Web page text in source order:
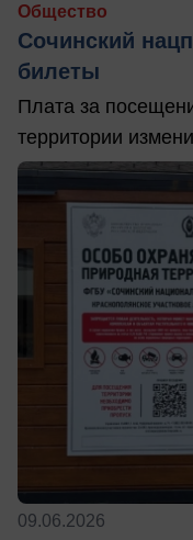
Общество
Сочинский
билеты
Плата за
территории
09.06.2026